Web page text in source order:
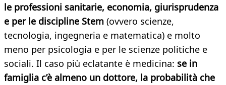
le professioni sanitarie, economia, giurisprudenza
e per le discipline Stem (ovvero scienze,
tecnologia, ingegneria e matematica) e molto
meno per psicologia e per le scienze politiche e
sociali. Il caso più eclatante è medicina: se in
famiglia c’è almeno un dottore, la probabilità che